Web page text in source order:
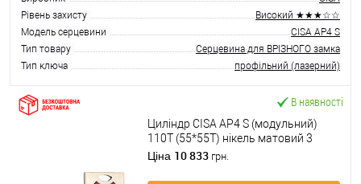
Рівень захисту
Високий ★★★☆☆
Модель серцевини
CISA AP4 S
Тип товару
Серцевина для ВРІЗНОГО замка
Тип ключа
профільний (лазерний)
В наявності
Циліндр CISA AP4 S (модульний)
110T (55*55T) нікель матовий 3
ключі
Ціна 10 833 грн.